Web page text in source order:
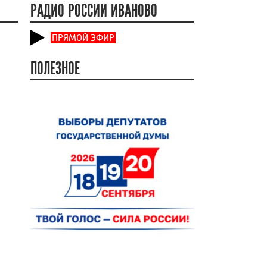
РАДИО РОССИИ ИВАНОВО
ПРЯМОЙ ЭФИР
ПОЛЕЗНОЕ